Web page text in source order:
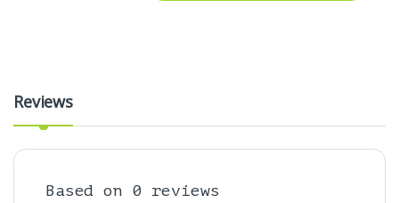
Reviews
Based on 0 reviews